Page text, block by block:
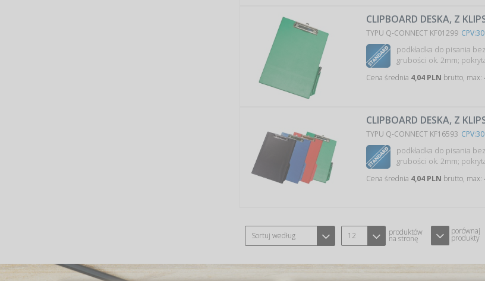
CLIPBOARD DESKA, Z
TYPU Q-CONNECT KF01299
podkładka do pisania
grubości ok. 2mm;
Cena średnia 4,04 PLN brutto, max:
CLIPBOARD DESKA, Z
TYPU Q-CONNECT KF16593
podkładka do pisania
grubości ok. 2mm;
Cena średnia 4,04 PLN brutto, max:
Sortuj według 12 produktów
na stronę
porównaj
produkty